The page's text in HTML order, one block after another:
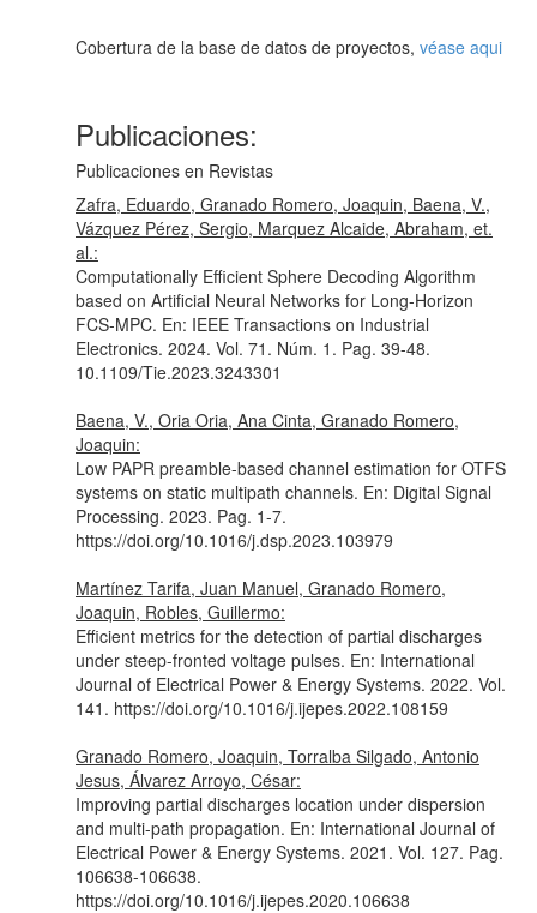
Cobertura de la base de datos de proyectos, véase aqui
Publicaciones:
Publicaciones en Revistas
Zafra, Eduardo, Granado Romero, Joaquin, Baena, V.,
Vázquez Pérez, Sergio, Marquez Alcaide, Abraham, et.
al.:
Computationally Efficient Sphere Decoding Algorithm
based on Artificial Neural Networks for Long-Horizon
FCS-MPC. En: IEEE Transactions on Industrial
Electronics. 2024. Vol. 71. Núm. 1. Pag. 39-48.
10.1109/Tie.2023.3243301
Baena, V., Oria Oria, Ana Cinta, Granado Romero,
Joaquin:
Low PAPR preamble-based channel estimation for OTFS
systems on static multipath channels. En: Digital Signal
Processing. 2023. Pag. 1-7.
https://doi.org/10.1016/j.dsp.2023.103979
Martínez Tarifa, Juan Manuel, Granado Romero,
Joaquin, Robles, Guillermo:
Efficient metrics for the detection of partial discharges
under steep-fronted voltage pulses. En: International
Journal of Electrical Power & Energy Systems. 2022. Vol.
141. https://doi.org/10.1016/j.ijepes.2022.108159
Granado Romero, Joaquin, Torralba Silgado, Antonio
Jesus, Álvarez Arroyo, César:
Improving partial discharges location under dispersion
and multi-path propagation. En: International Journal of
Electrical Power & Energy Systems. 2021. Vol. 127. Pag.
106638-106638.
https://doi.org/10.1016/j.ijepes.2020.106638